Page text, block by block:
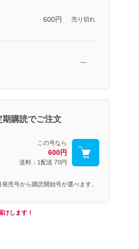
600円 売り切れ
―
期購読でご注文
この号なら
600円
送料：1配送 70円
売号から購読開始号が選べます。
けします！